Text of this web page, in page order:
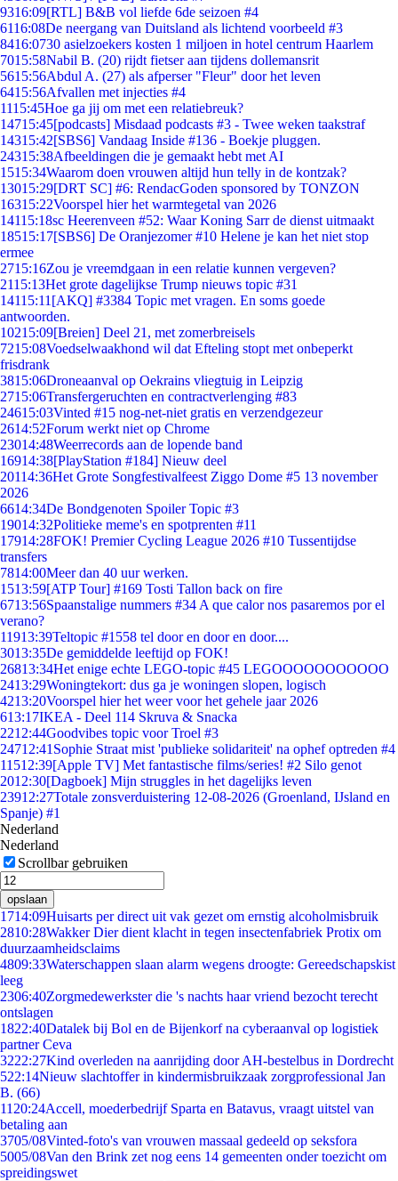
9316:09[RTL] B&B vol liefde 6de seizoen #4
6116:08De neergang van Duitsland als lichtend voorbeeld #3
8416:0730 asielzoekers kosten 1 miljoen in hotel centrum Haarlem
7015:58Nabil B. (20) rijdt fietser aan tijdens dollemansrit
5615:56Abdul A. (27) als afperser "Fleur" door het leven
6415:56Afvallen met injecties #4
1115:45Hoe ga jij om met een relatiebreuk?
14715:45[podcasts] Misdaad podcasts #3 - Twee weken taakstraf
14315:42[SBS6] Vandaag Inside #136 - Boekje pluggen.
24315:38Afbeeldingen die je gemaakt hebt met AI
1515:34Waarom doen vrouwen altijd hun telly in de kontzak?
13015:29[DRT SC] #6: RendacGoden sponsored by TONZON
16315:22Voorspel hier het warmtegetal van 2026
14115:18sc Heerenveen #52: Waar Koning Sarr de dienst uitmaakt
18515:17[SBS6] De Oranjezomer #10 Helene je kan het niet stop
ermee
2715:16Zou je vreemdgaan in een relatie kunnen vergeven?
2115:13Het grote dagelijkse Trump nieuws topic #31
14115:11 [AKQ] #3384 Topic met vragen. En soms goede
antwoorden.
10215:09[Breien] Deel 21, met zomerbreisels
7215:08Voedselwaakhond wil dat Efteling stopt met onbeperkt
frisdrank
3815:06Droneaanval op Oekrains vliegtuig in Leipzig
2715:06Transfergeruchten en contractverlenging #83
24615:03Vinted #15 nog-net-niet gratis en verzendgezeur
2614:52Forum werkt niet op Chrome
23014:48Weerrecords aan de lopende band
16914:38[PlayStation #184] Nieuw deel
20114:36Het Grote Songfestivalfeest Ziggo Dome #5 13 november
2026
6614:34De Bondgenoten Spoiler Topic #3
19014:32Politieke meme's en spotprenten #11
17914:28FOK! Premier Cycling League 2026 #10 Tussentijdse
transfers
7814:00Meer dan 40 uur werken.
1513:59[ATP Tour] #169 Tosti Tallon back on fire
6713:56Spaanstalige nummers #34 A que calor nos pasaremos por el
verano?
11913:39Teltopic #1558 tel door en door en door....
3013:35De gemiddelde leeftijd op FOK!
26813:34Het enige echte LEGO-topic #45 LEGOOOOOOOOOOO
2413:29Woningtekort: dus ga je woningen slopen, logisch
4213:20Voorspel hier het weer voor het gehele jaar 2026
613:17IKEA - Deel 114 Skruva & Snacka
2212:44Goodvibes topic voor Troel #3
24712:41 Sophie Straat mist 'publieke solidariteit' na ophef optreden #4
11512:39[Apple TV] Met fantastische films/series! #2 Silo genot
2012:30[Dagboek] Mijn struggles in het dagelijks leven
23912:27Totale zonsverduistering 12-08-2026 (Groenland, IJsland en
Spanje) #1
Nederland
Nederland
Scrollbar gebruiken
opslaan
1714:09Huisarts per direct uit vak gezet om ernstig alcoholmisbruik
2810:28Wakker Dier dient klacht in tegen insectenfabriek Protix om
duurzaamheidsclaims
4809:33Waterschappen slaan alarm wegens droogte: Gereedschapskist
leeg
2306:40Zorgmedewerkster die 's nachts haar vriend bezocht terecht
ontslagen
1822:40Datalek bij Bol en de Bijenkorf na cyberaanval op logistiek
partner Ceva
3222:27Kind overleden na aanrijding door AH-bestelbus in Dordrecht
522:14Nieuw slachtoffer in kindermisbruikzaak zorgprofessional Jan
B. (66)
11 20:24Accell, moederbedrijf Sparta en Batavus, vraagt uitstel van
betaling aan
3705/08Vinted-foto's van vrouwen massaal gedeeld op seksfora
5005/08Van den Brink zet nog eens 14 gemeenten onder toezicht om
spreidingswet